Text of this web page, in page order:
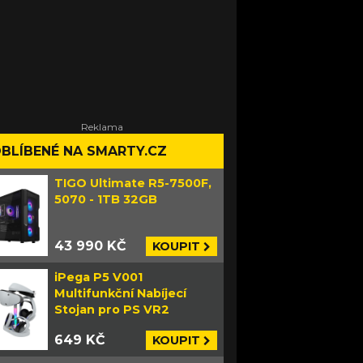
NA SMARTY.CZ
TIGO Ultimate R5-7500F,
5070 - 1TB 32GB
43 990 KČ KOUPIT
iPega P5 V001
Multifunkční Nabíjecí
Stojan pro PS VR2
649 KČ KOUPIT